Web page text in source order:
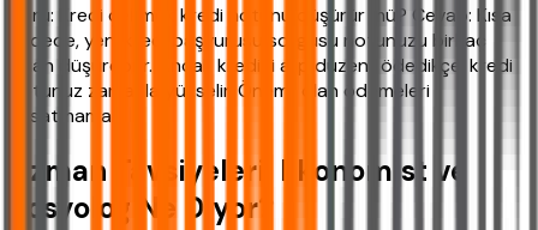
Soru: Kredi çekmek kredi notunu düşürür mü? Cevap: Kısa
vadede, yeni kredi başvurusu sorgusu notunuzu birkaç
puan düşürebilir. Ancak krediyi alıp düzenli ödedikçe, kredi
notunuz zamanla yükselir. Önemli olan ödemeleri
aksatmamak.
Uzman Tavsiyeleri: Ekonomist ve
Sosyolog Ne Diyor?